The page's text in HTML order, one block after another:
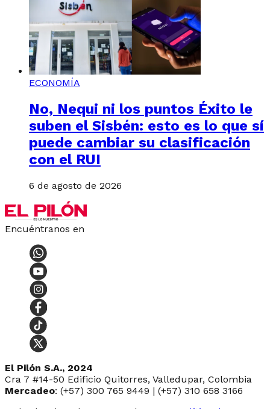
ECONOMÍA
No, Nequi ni los puntos Éxito le
suben el Sisbén: esto es lo que sí
puede cambiar su clasificación
con el RUI
6 de agosto de 2026
Encuéntranos en
El Pilón S.A., 2024
Cra 7 #14-50 Edificio Quitorres, Valledupar, Colombia
Mercadeo: (+57) 300 765 9449 | (+57) 310 658 3166